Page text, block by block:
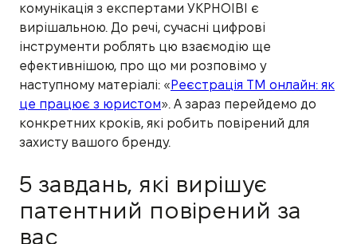
комунікація з експертами УКРНОІВІ є
вирішальною. До речі, сучасні цифрові
інструменти роблять цю взаємодію ще
ефективнішою, про що ми розповімо у
наступному матеріалі: « Реєстрація ТМ онлайн: як
це працює з юристом». А зараз перейдемо до
конкретних кроків, які робить повірений для
захисту вашого бренду.
5 завдань, які вирішує
патентний повірений за
вас